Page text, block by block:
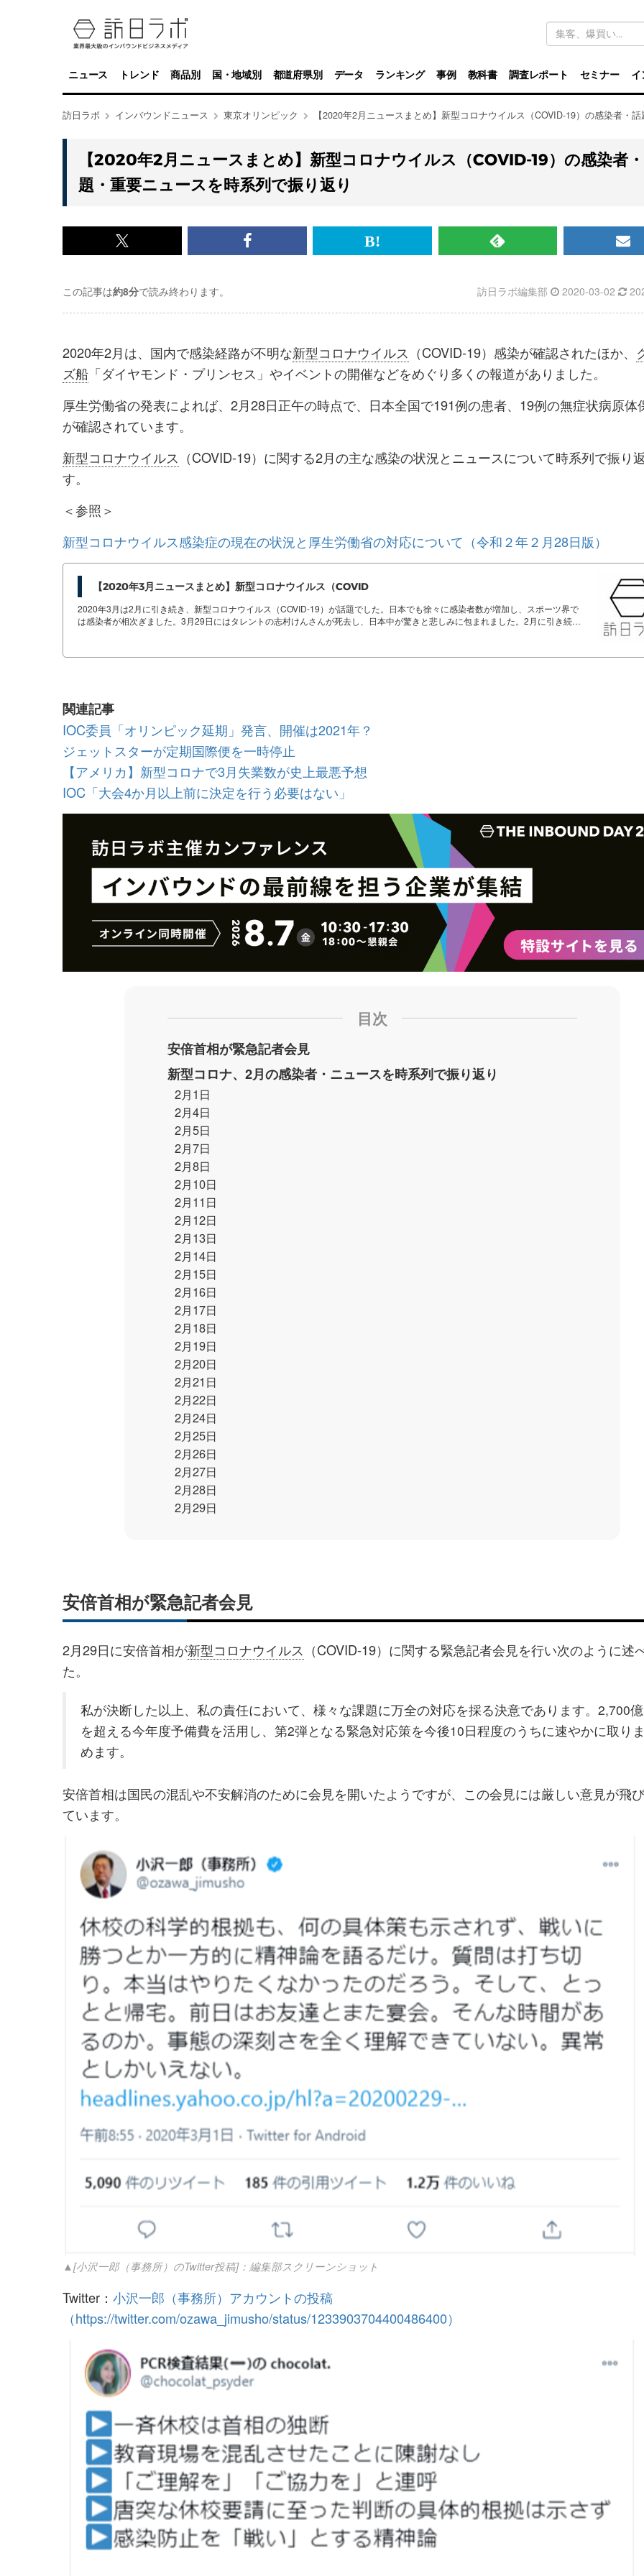
キ
ワ
ド
検
索
ニュース トレンド 商品別 国・地域別 都道府県別 データ ランキング 事例 教科書 調査レポート セミナー イ
訪日ラボ インバウンドニュース 東京オリンピック 【2020年2月ニュースまとめ】新型コロナウイルス（COVID-19）の感染者・
【2020年2月ニュースまとめ】新型コロナウイルス（COVID-19）の感染者
題・重要ニュースを時系列で振り返り
x<br>
記
事
シ
ェ
ア
す
る
Facebook<br>
事
シ
ェ
ア
る
は
ブ
ク
マ
ー
に
RSS
記
事
購
読
す
メ
マ
ガ
録
る
訪日ラボ編集部 2020-03-02
この記事は約8分で読み終わります。
2020年2月は、国内で感染経路が不明な新型コロナウイルス （COVID-19）感染が確認されたほか、
ズ船 「ダイヤモンド・プリンセス」やイベントの開催などをめぐり多くの報道がありました。
厚生労働省の発表によれば、2月28日正午の時点で、日本全国で191例の患者、19例の無症状病原体
が確認されています。
新型コロナウイルス （COVID-19）に関する2月の主な感染の状況とニュースについて時系列で振り
す。
＜参照＞
新型コロナウイルス感染症の現在の状況と厚生労働省の対応について（令和２年２月28日版）
【2020年3月ニュースまとめ】新型コロナウイルス（COVID
2020年3月は2月に引き続き、新型コロナウイルス（COVID-19）が話題でした。日本でも徐々に感染者数が増加し、スポーツ界で
は感染者が相次ぎました。3月29日にはタレントの志村けんさんが死去し、日本中が驚きと悲しみに包まれました。2月に引き続
関連記事
IOC委員「オリンピック延期」発言、開催は2021年？
ジェットスターが定期国際便を一時停止
【アメリカ】新型コロナで3月失業数が史上最悪予想
IOC「大会4か月以上前に決定を行う必要はない」
目次
安倍首相が緊急記者会見
新型コロナ、2月の感染者・ニュースを時系列で振り返り
2月1日
2月4日
2月5日
2月7日
2月8日
2月10日
2月11日
2月12日
2月13日
2月14日
2月15日
2月16日
2月17日
2月18日
2月19日
2月20日
2月21日
2月22日
2月24日
2月25日
2月26日
2月27日
2月28日
2月29日
安倍首相が緊急記者会見
2月29日に安倍首相が新型コロナウイルス （COVID-19）に関する緊急記者会見を行い次のように述
た。
私が決断した以上、私の責任において、様々な課題に万全の対応を採る決意であります。2,700
を超える今年度予備費を活用し、第2弾となる緊急対応策を今後10日程度のうちに速やかに取り
めます。
安倍首相は国民の混乱や不安解消のために会見を開いたようですが、この会見には厳しい意見が飛
ています。
▲[小沢一郎（事務所）のTwitter投稿]：編集部スクリーンショット
Twitter： 小沢一郎（事務所）アカウントの投稿
（https://twitter.com/ozawa_jimusho/status/1233903704400486400）